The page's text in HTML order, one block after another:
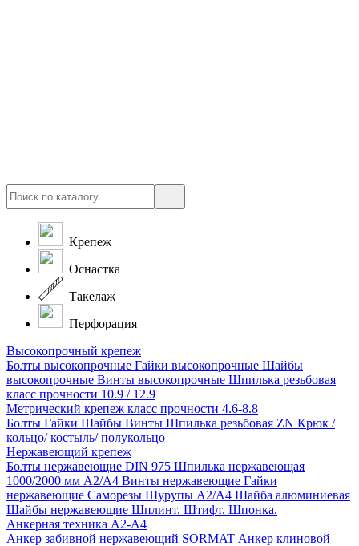
Крепеж
Оснастка
Такелаж
Перфорация
Высокопрочный крепеж
Болты высокопрочные Гайки высокопрочные Шайбы
высокопрочные Винты высокопрочные Шпилька резьбовая
класс прочности 10.9 / 12.9
Метрический крепеж класс прочности 4.6-8.8
Болты Гайки Шайбы Винты Шпилька резьбовая ZN Крюк /
кольцо/ костыль/ полукольцо
Нержавеющий крепеж
Болты нержавеющие DIN 975 Шпилька нержавеющая
1000/2000 мм А2/А4 Винты нержавеющие Гайки
нержавеющие Саморезы Шурупы А2/А4 Шайба алюминиевая
Шайбы нержавеющие Шплинт. Штифт. Шпонка.
Анкерная техника А2-А4
Анкер забивной нержавеющий SORMAT Анкер клиновой